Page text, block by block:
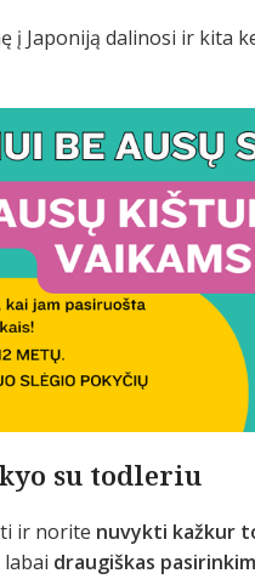
į Japoniją dalinosi ir kita
su todleriu
ir norite nuvykti kažkur
labai draugiškas